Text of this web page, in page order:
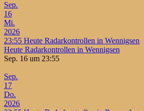
Sep.
16
Mi.
2026
23:55 Heute Radarkontrollen in Wennigsen
Heute Radarkontrollen in Wennigsen
Sep. 16 um 23:55
Sep.
17
Do.
2026